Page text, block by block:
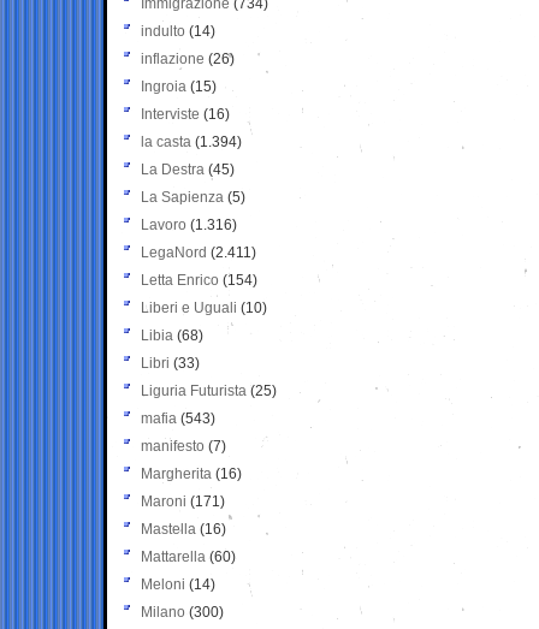
Immigrazione (734)
indulto (14)
inflazione (26)
Ingroia (15)
Interviste (16)
la casta (1.394)
La Destra (45)
La Sapienza (5)
Lavoro (1.316)
LegaNord (2.411)
Letta Enrico (154)
Liberi e Uguali (10)
Libia (68)
Libri (33)
Liguria Futurista (25)
mafia (543)
manifesto (7)
Margherita (16)
Maroni (171)
Mastella (16)
Mattarella (60)
Meloni (14)
Milano (300)